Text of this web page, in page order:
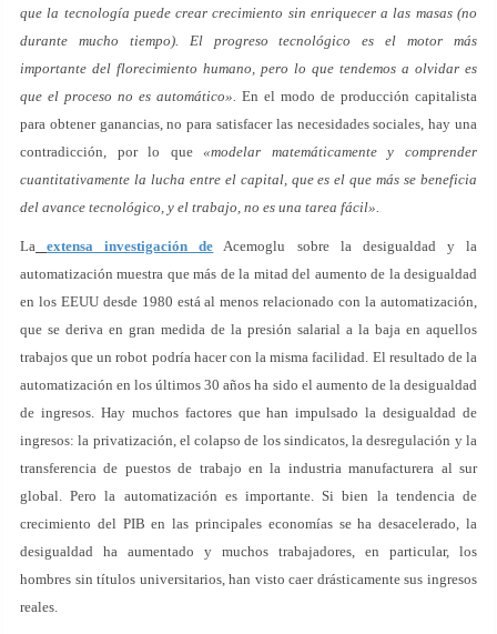
que la tecnología puede crear crecimiento sin enriquecer a las masas (no
durante mucho tiempo). El progreso tecnológico es el motor más
importante del florecimiento humano, pero lo que tendemos a olvidar es
que el proceso no es automático». En el modo de producción capitalista
para obtener ganancias, no para satisfacer las necesidades sociales, hay una
contradicción, por lo que«modelar matemáticamente y comprender
cuantitativamente la lucha entre el capital, que es el que más se beneficia
del avance tecnológico, y el trabajo, no es una tarea fácil».
La extensa investigación de
Acemoglu sobre la desigualdad y la
automatización muestra que más de la mitad del aumento de la desigualdad
en los EEUU desde 1980 está al menos relacionado con la automatización,
que se deriva en gran medida de la presión salarial a la baja en aquellos
trabajos que un robot podría hacer con la misma facilidad. El resultado de la
automatización en los últimos 30 años ha sido el aumento de la desigualdad
de ingresos. Hay muchos factores que han impulsado la desigualdad de
ingresos: la privatización, el colapso de los sindicatos, la desregulación y la
transferencia de puestos de trabajo en la industria manufacturera al sur
global. Pero la automatización es importante. Si bien la tendencia de
crecimiento del PIB en las principales economías se ha desacelerado, la
desigualdad ha aumentado y muchos trabajadores, en particular, los
hombres sin títulos universitarios, han visto caer drásticamente sus ingresos
reales.